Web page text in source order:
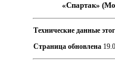
«Спартак»
Технические данные
Страница обновлена